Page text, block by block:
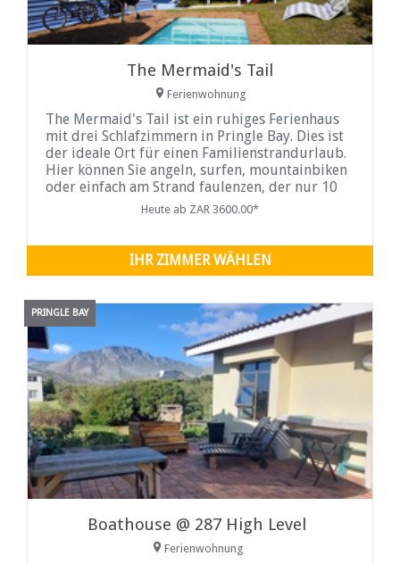
The Mermaid's Tail
Ferienwohnung
The Mermaid's Tail ist ein ruhiges Ferienhaus
mit drei Schlafzimmern in Pringle Bay. Dies ist
der ideale Ort für einen Familienstrandurlaub.
Hier können Sie angeln, surfen, mountainbiken
oder einfach am Strand faulenzen, der nur 10
Gehminuten vom Haus entfernt ist.
Heute ab ZAR 3600.00*
IHR ZIMMER WÄHLEN
PRINGLE BAY
Boathouse @ 287 High Level
Ferienwohnung